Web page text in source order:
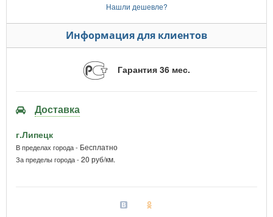
Нашли дешевле?
Информация для клиентов
Гарантия 36 мес.
Доставка
г.Липецк
В пределах города - Бесплатно
За пределы города - 20 руб/км.